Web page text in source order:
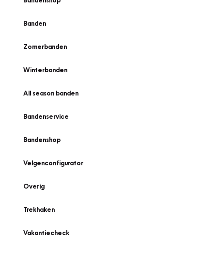
Banden
Zomerbanden
Winterbanden
All season banden
Bandenservice
Bandenshop
Velgenconfigurator
Overig
Trekhaken
Vakantiecheck